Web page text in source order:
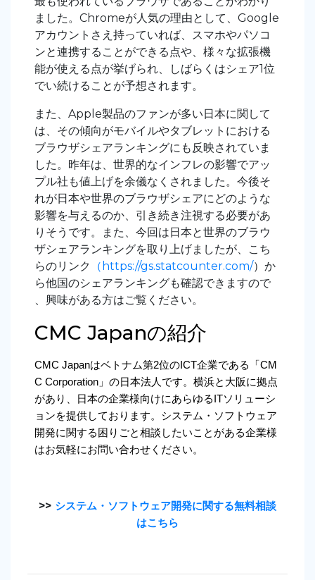
ました。Chromeが人気の理由として、Google
アカウントさえ持っていれば、スマホやパソコ
ンと連携することができる点や、様々な拡張機
能が使える点が挙げられ、しばらくはシェア1位
でい続けることが予想されます。
また、Apple製品のファンが多い日本に関して
は、その傾向がモバイルやタブレットにおける
ブラウザシェアランキングにも反映されていま
した。昨年は、世界的なインフレの影響でアッ
プル社も値上げを余儀なくされました。今後そ
れが日本や世界のブラウザシェアにどのような
影響を与えるのか、引き続き注視する必要があ
りそうです。また、今回は日本と世界のブラウ
ザシェアランキングを取り上げましたが、こち
らのリンク
（https://gs.statcounter.com/）か
ら他国のシェアランキングも確認できますので
、興味がある方はご覧ください。
CMC Japanの紹介
CMC Japanはベトナム第2位のICT企業である「CM
C Corporation」の日本法人です。横浜と大阪に拠点
があり、日本の企業様向けにあらゆるITソリューシ
ョンを提供しております。システム・ソフトウェア
開発に関する困りごと相談したいことがある企業様
はお気軽にお問い合わせください。
>> システム・ソフトウェア開発に関する無料相談
はこちら